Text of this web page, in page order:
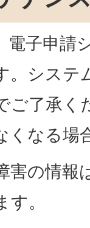
電子申請
。システ
ご了承く
くなる場
害の情報
。